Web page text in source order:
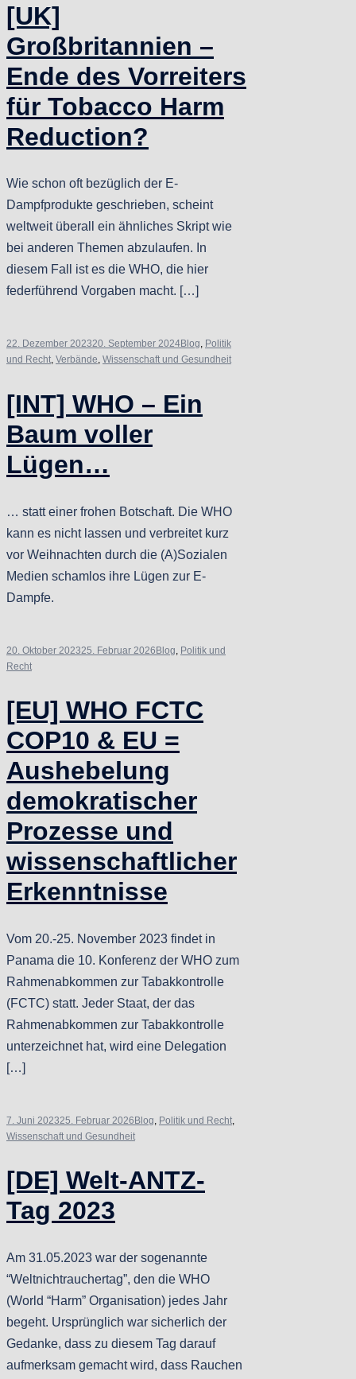
[UK]
Großbritannien –
Ende des Vorreiters
für Tobacco Harm
Reduction?
Wie schon oft bezüglich der E-
Dampfprodukte geschrieben, scheint
weltweit überall ein ähnliches Skript wie
bei anderen Themen abzulaufen. In
diesem Fall ist es die WHO, die hier
federführend Vorgaben macht. […]
22. Dezember 202320. September 2024Blog, Politik
und Recht, Verbände, Wissenschaft und Gesundheit
[INT] WHO – Ein
Baum voller
Lügen…
… statt einer frohen Botschaft. Die WHO
kann es nicht lassen und verbreitet kurz
vor Weihnachten durch die (A)Sozialen
Medien schamlos ihre Lügen zur E-
Dampfe.
20. Oktober 202325. Februar 2026Blog Politik und
Recht
[EU] WHO FCTC
COP10 & EU =
Aushebelung
demokratischer
Prozesse und
wissenschaftlicher
Erkenntnisse
Vom 20.-25. November 2023 findet in
Panama die 10. Konferenz der WHO zum
Rahmenabkommen zur Tabakkontrolle
(FCTC) statt. Jeder Staat, der das
Rahmenabkommen zur Tabakkontrolle
unterzeichnet hat, wird eine Delegation
[…]
7. Juni 202325. Februar 2026Blog Politik und Recht
Wissenschaft und Gesundheit
[DE] Welt-ANTZ-
Tag 2023
Am 31.05.2023 war der sogenannte
“Weltnichtrauchertag”, den die WHO
(World “Harm” Organisation) jedes Jahr
begeht. Ursprünglich war sicherlich der
Gedanke, dass zu diesem Tag darauf
aufmerksam gemacht wird, dass Rauchen